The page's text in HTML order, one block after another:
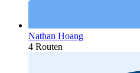
Nathan Hoang
4 Routen